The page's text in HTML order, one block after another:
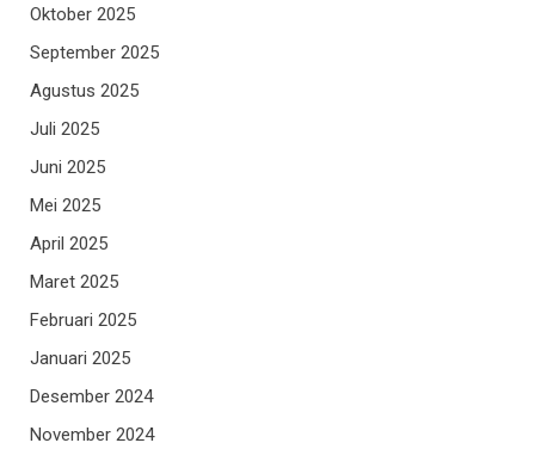
Oktober 2025
September 2025
Agustus 2025
Juli 2025
Juni 2025
Mei 2025
April 2025
Maret 2025
Februari 2025
Januari 2025
Desember 2024
November 2024